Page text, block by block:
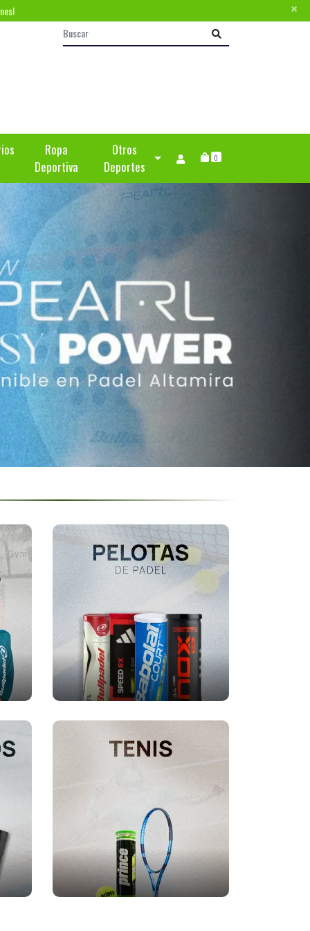
×
Ropa
Deportiva
Otros
Deportes
0